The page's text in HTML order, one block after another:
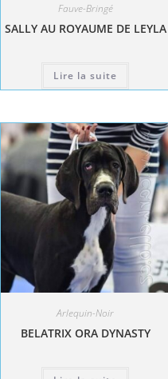
Fauve-Bringé
SALLY AU ROYAUME DE LEYLA
Lire la suite
Arlequin-Noir
BELATRIX ORA DYNASTY